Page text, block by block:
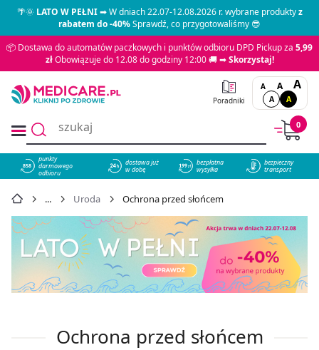
🌴🌞LATO W PEŁNI➡ W dniach 22.07-12.08.2026 r. wybrane produktyz
rabatem do -40%Sprawdź, co przygotowaliśmy 😎
📦 Dostawa do automatów paczkowych i punktów odbioru DPD Pickup za 5,99
złObowiązuje do 12.08 do godziny 12:00 🚚 ➡Skorzystaj!
Poradniki
A A A
A A
0
858
punkty
darmowego
odbioru
dostawa już
w dobę
bezpłatna
wysyłka
bezpieczny
transport
Uroda Ochrona przed słońcem
Ochrona przed słońcem